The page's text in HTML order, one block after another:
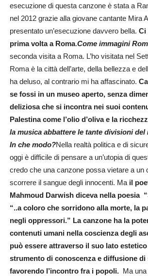
esecuzione di questa canzone è stata a
nel 2012 grazie alla giovane cantante Mira
presentato un’esecuzione davvero bella. Ci
prima volta a Roma.Come immagini
seconda visita a Roma. L’ho visitata nel
Roma è la città dell’arte, della bellezza e
ha deluso, al contrario mi ha affascinato.
se fossi in un museo aperto, senza
deliziosa che si incontra nei suoi
Palestina come l’olio d’oliva e la
la musica abbattere le tante divisioni
In che modo?Nella realtà politica e di
oggi è difficile di pensare a un’utopia di
credo che una canzone possa vietare a un
scorrere il sangue degli innocenti. Ma il
Mahmoud Darwish diceva nella poesia
“..a coloro che sorridono alla morte, la
negli oppressori.” La canzone ha la
contenuti umani nella coscienza degli
può essere attraverso il suo lato
strumento di conoscenza e diffusione di
favorendo l’incontro fra i popoli. Ma